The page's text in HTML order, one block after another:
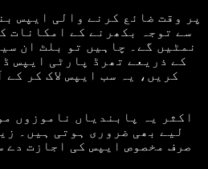
سے توجہ بکھرنے کے امکانات
نمٹیں گے۔ چاہیں تو بلٹ ان
کریں، یہ سب ایپس لاک کر
اکثر یہ پابندیاں ناموزوں
لیے بھی ضروری ہوتی ہیں۔
صرف مخصوص ایپس کی اجازت دے